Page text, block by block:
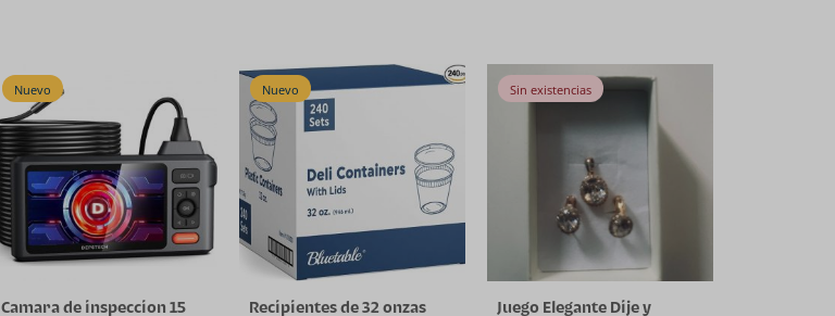
Nuevo
Camara de inspeccion 15
Nuevo
Recipientes de 32 onzas
Sin existencias
Juego Elegante Dije y